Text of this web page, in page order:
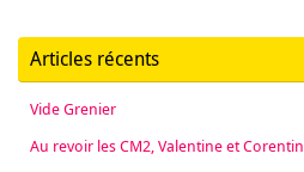
Articles récents
Vide Grenier
Au revoir les CM2, Valentine et Corentin